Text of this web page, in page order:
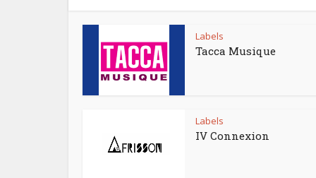
Labels
Tacca Musique
Labels
IV Connexion